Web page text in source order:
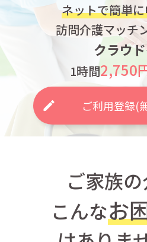
ネットで簡単
訪問介護マッチ
クラウ
1時間2,750
ご利用登録(
ご家族
こんなお